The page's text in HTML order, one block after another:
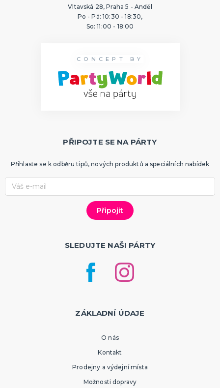
Vltavská 28, Praha 5 - Anděl
Po - Pá: 10:30 - 18:30,
So: 11:00 - 18:00
CONCEPT BY
PŘIPOJTE SE NA PÁRTY
Přihlaste se k odběru tipů, nových produktů a speciálních nabídek
SLEDUJTE NAŠI PÁRTY
ZÁKLADNÍ ÚDAJE
O nás
Kontakt
Prodejny a výdejní místa
Možnosti dopravy